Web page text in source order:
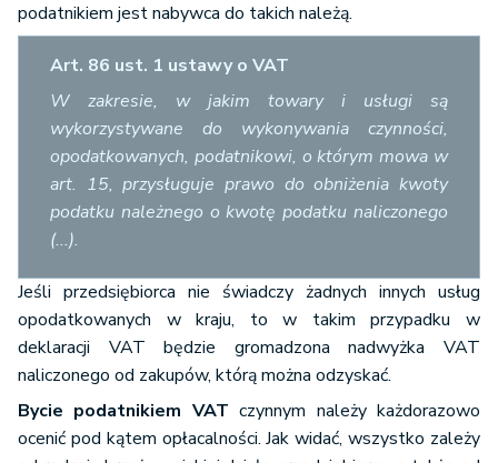
podatnikiem jest nabywca do takich należą.
Art. 86 ust. 1 ustawy o VAT
W zakresie, w jakim towary i usługi są
wykorzystywane do wykonywania czynności,
opodatkowanych, podatnikowi, o którym mowa w
art. 15, przysługuje prawo do obniżenia kwoty
podatku należnego o kwotę podatku naliczonego
(...).
Jeśli przedsiębiorca nie świadczy żadnych innych usług
opodatkowanych w kraju, to w takim przypadku w
deklaracji VAT będzie gromadzona nadwyżka VAT
naliczonego od zakupów, którą można odzyskać.
Bycie podatnikiem VAT czynnym należy każdorazowo
ocenić pod kątem opłacalności. Jak widać, wszystko zależy